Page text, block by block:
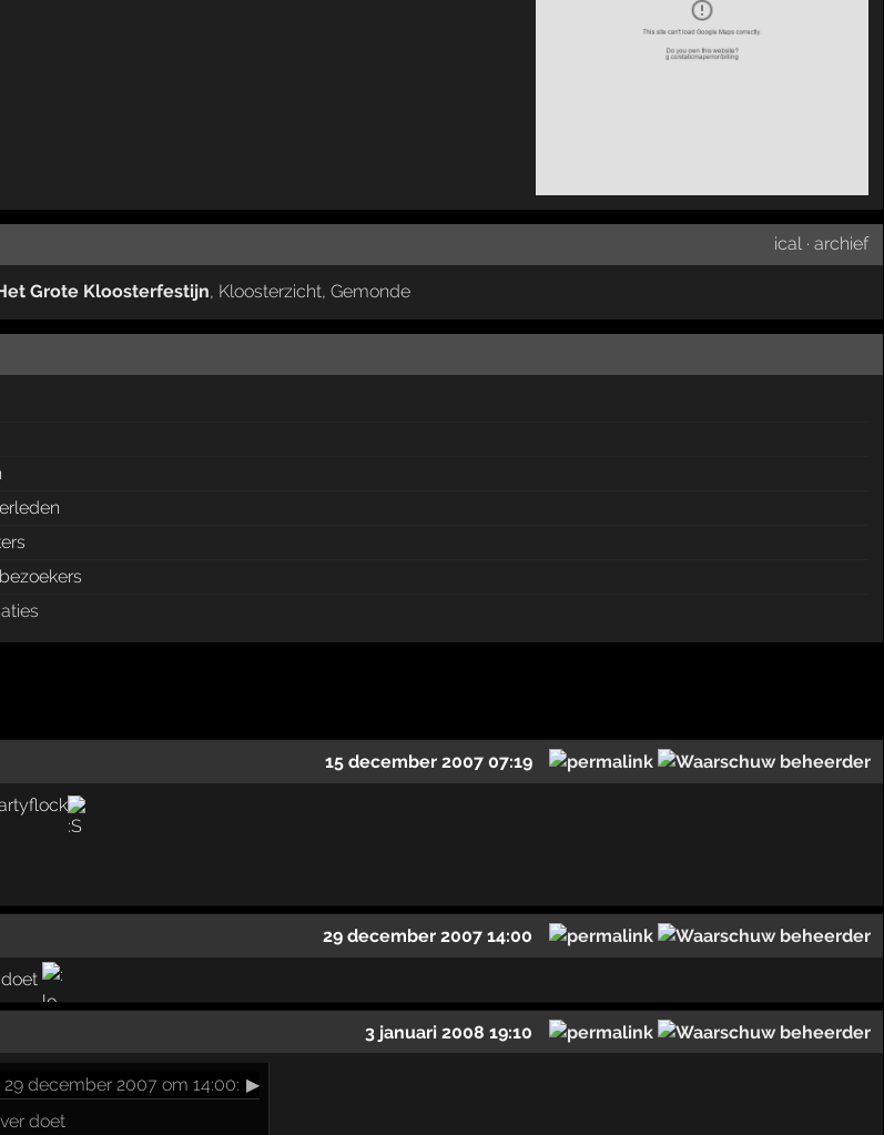
ical ·archief
Grote Kloosterfestijn, Kloosterzicht, Gemonde
15 december 2007 07:19
29 december 2007 14:00
3 januari 2008 19:10
december 2007 om 14:00: ▶
doet